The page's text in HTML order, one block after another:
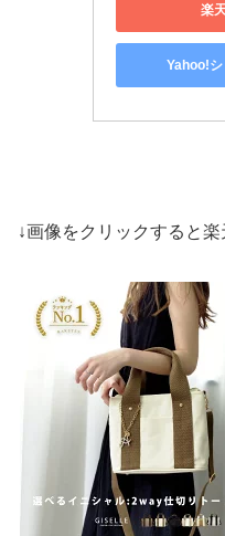
楽
Yahoo!
↓画像をクリックすると